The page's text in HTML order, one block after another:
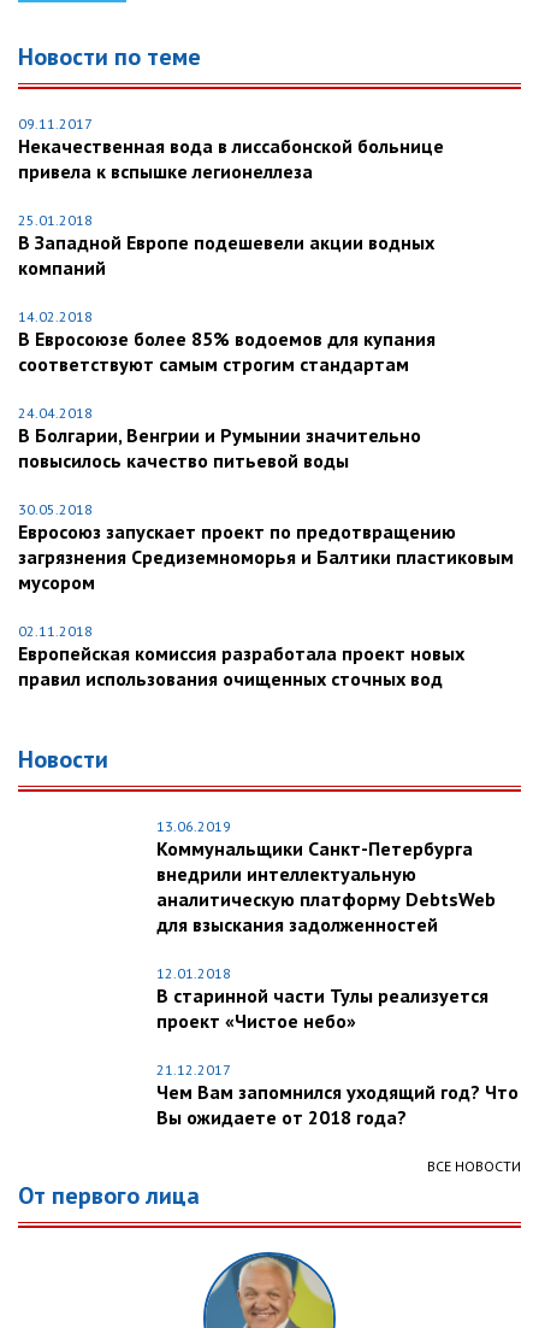
Новости по теме
09.11.2017
Некачественная вода в лиссабонской больнице
привела к вспышке легионеллеза
25.01.2018
В Западной Европе подешевели акции водных
компаний
14.02.2018
В Евросоюзе более 85% водоемов для купания
соответствуют самым строгим стандартам
24.04.2018
В Болгарии, Венгрии и Румынии значительно
повысилось качество питьевой воды
30.05.2018
Евросоюз запускает проект по предотвращению
загрязнения Средиземноморья и Балтики пластиковым
мусором
02.11.2018
Европейская комиссия разработала проект новых
правил использования очищенных сточных вод
Новости
13.06.2019
Коммунальщики Санкт-Петербурга
внедрили интеллектуальную
аналитическую платформу DebtsWeb
для взыскания задолженностей
12.01.2018
В старинной части Тулы реализуется
проект «Чистое небо»
21.12.2017
Чем Вам запомнился уходящий год? Что
Вы ожидаете от 2018 года?
ВСЕ НОВОСТИ
От первого лица